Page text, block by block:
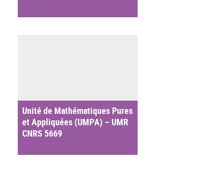
Unité de Mathématiques Pures
et Appliquées (UMPA) – UMR
CNRS 5669